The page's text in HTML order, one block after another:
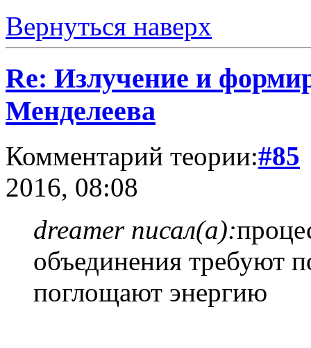
Вернуться наверх
Re: Излучение и
Менделеева
Комментарий теории:#85
2016, 08:08
dreamer писал(а):
объединения требуют
поглощают энергию